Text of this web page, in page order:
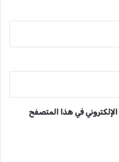
في هذا المتصفح